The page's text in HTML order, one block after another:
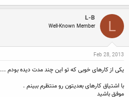
a
c
t
o
n
:
L
L-B
Well-Known Member
Feb 28, 2013
یکی از کارهای خوبی که تو این چند مدت دیده بودم ...
با اشتیاق کارهای بعدیتون رو منتظرم ببینم .
موفق باشید